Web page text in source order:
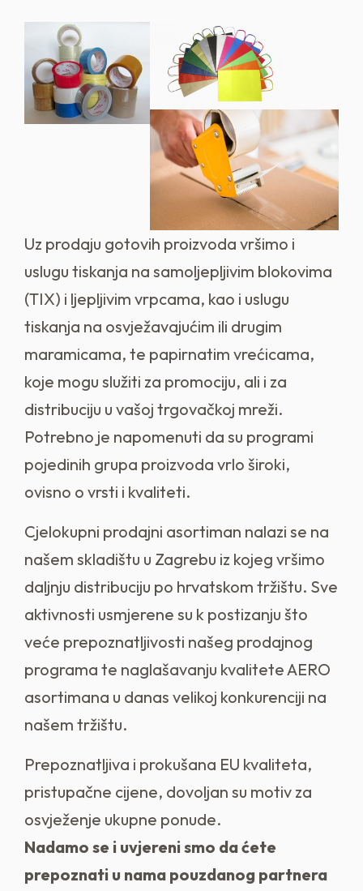
Uz prodaju gotovih proizvoda vršimo i
uslugu tiskanja na samoljepljivim blokovima
(TIX) i ljepljivim vrpcama, kao i uslugu
tiskanja na osvježavajućim ili drugim
maramicama, te papirnatim vrećicama,
koje mogu služiti za promociju, ali i za
distribuciju u vašoj trgovačkoj mreži.
Potrebno je napomenuti da su programi
pojedinih grupa proizvoda vrlo široki,
ovisno o vrsti i kvaliteti.
Cjelokupni prodajni asortiman nalazi se na
našem skladištu u Zagrebu iz kojeg vršimo
daljnju distribuciju po hrvatskom tržištu. Sve
aktivnosti usmjerene su k postizanju što
veće prepoznatljivosti našeg prodajnog
programa te naglašavanju kvalitete AERO
asortimana u danas velikoj konkurenciji na
našem tržištu.
Prepoznatljiva i prokušana EU kvaliteta,
pristupačne cijene, dovoljan su motiv za
osvježenje ukupne ponude.
Nadamo se i uvjereni smo da ćete
prepoznati u nama pouzdanog partnera